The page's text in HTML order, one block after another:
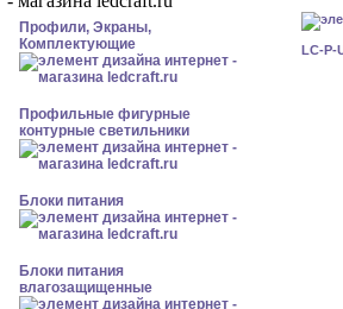
Профили, Экраны,
Комплектующие
Профильные фигурные
контурные светильники
Блоки питания
Блоки питания
влагозащищенные
LC-P-